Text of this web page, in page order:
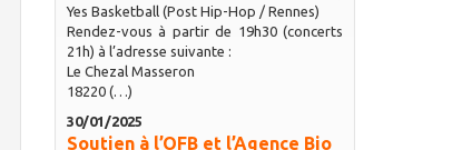
Yes Basketball (Post Hip-Hop / Rennes)
Rendez-vous à partir de 19h30 (concerts
21h) à l’adresse suivante :
Le Chezal Masseron
18220 (…)
30/01/2025
Soutien à l’OFB et l’Agence Bio